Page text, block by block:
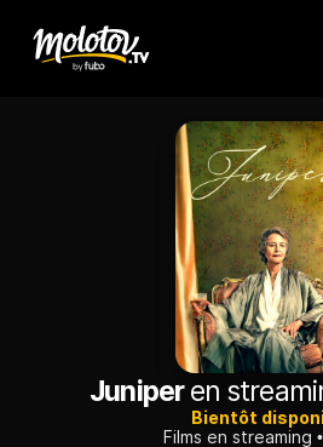
Juniperen
Bientôt
Films en streaming